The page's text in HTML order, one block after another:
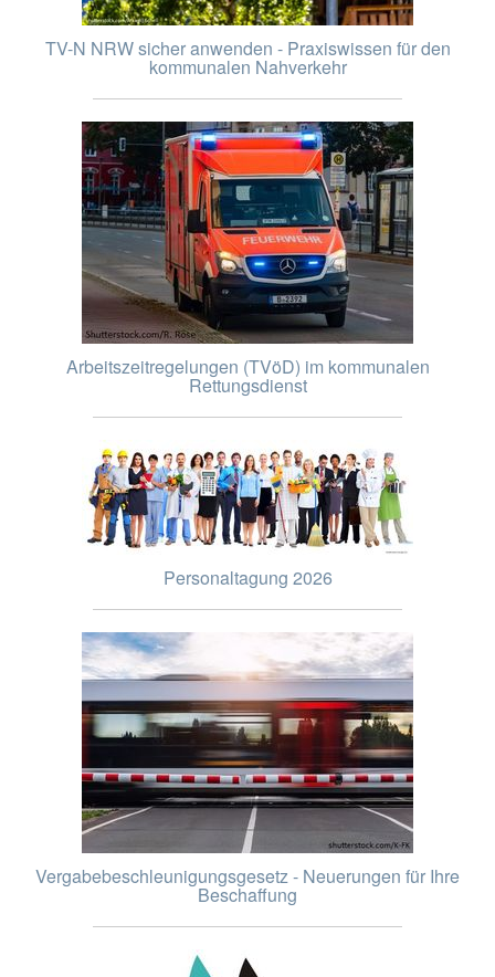
TV-N NRW sicher anwenden - Praxiswissen für den
kommunalen Nahverkehr
Arbeitszeitregelungen (TVöD) im kommunalen
Rettungsdienst
Personaltagung 2026
Vergabebeschleunigungsgesetz - Neuerungen für Ihre
Beschaffung